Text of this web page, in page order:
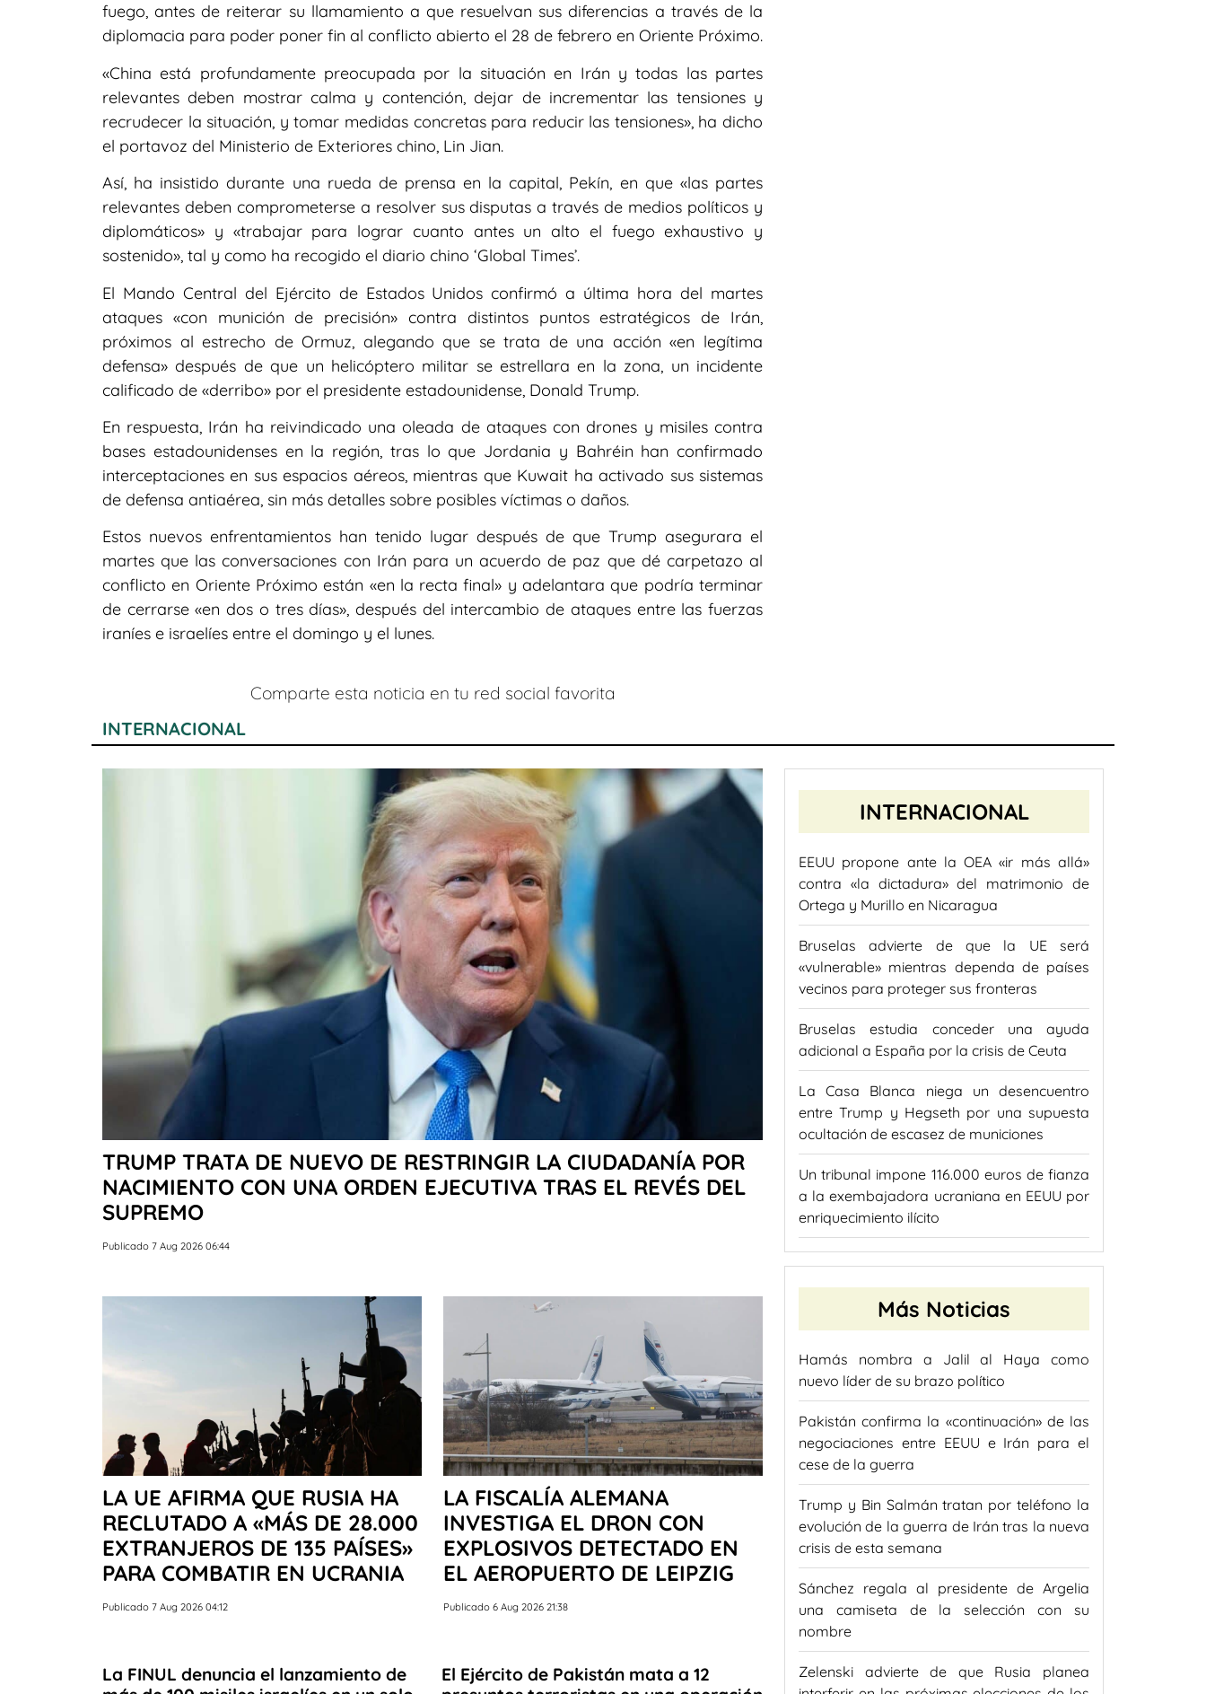
fuego, antes de reiterar su llamamiento a que resuelvan sus diferencias a través de la
diplomacia para poder poner fin al conflicto abierto el 28 de febrero en Oriente Próximo.
«China está profundamente preocupada por la situación en Irán y todas las partes
relevantes deben mostrar calma y contención, dejar de incrementar las tensiones y
recrudecer la situación, y tomar medidas concretas para reducir las tensiones», ha dicho
el portavoz del Ministerio de Exteriores chino, Lin Jian.
Así, ha insistido durante una rueda de prensa en la capital, Pekín, en que «las partes
relevantes deben comprometerse a resolver sus disputas a través de medios políticos y
diplomáticos» y «trabajar para lograr cuanto antes un alto el fuego exhaustivo y
sostenido», tal y como ha recogido el diario chino ‘Global Times’.
El Mando Central del Ejército de Estados Unidos confirmó a última hora del martes
ataques «con munición de precisión» contra distintos puntos estratégicos de Irán,
próximos al estrecho de Ormuz, alegando que se trata de una acción «en legítima
defensa» después de que un helicóptero militar se estrellara en la zona, un incidente
calificado de «derribo» por el presidente estadounidense, Donald Trump.
En respuesta, Irán ha reivindicado una oleada de ataques con drones y misiles contra
bases estadounidenses en la región, tras lo que Jordania y Bahréin han confirmado
interceptaciones en sus espacios aéreos, mientras que Kuwait ha activado sus sistemas
de defensa antiaérea, sin más detalles sobre posibles víctimas o daños.
Estos nuevos enfrentamientos han tenido lugar después de que Trump asegurara el
martes que las conversaciones con Irán para un acuerdo de paz que dé carpetazo al
conflicto en Oriente Próximo están «en la recta final» y adelantara que podría terminar
de cerrarse «en dos o tres días», después del intercambio de ataques entre las fuerzas
iraníes e israelíes entre el domingo y el lunes.
Comparte esta noticia en tu red social favorita
INTERNACIONAL
TRUMP TRATA DE NUEVO DE RESTRINGIR LA CIUDADANÍA POR
NACIMIENTO CON UNA ORDEN EJECUTIVA TRAS EL REVÉS DEL
SUPREMO
Publicado 7 Aug 2026 06:44
LA UE AFIRMA QUE RUSIA HA
RECLUTADO A «MÁS DE 28.000
EXTRANJEROS DE 135 PAÍSES»
PARA COMBATIR EN UCRANIA
Publicado 7 Aug 2026 04:12
LA FISCALÍA ALEMANA
INVESTIGA EL DRON CON
EXPLOSIVOS DETECTADO EN
EL AEROPUERTO DE LEIPZIG
Publicado 6 Aug 2026 21:38
La FINUL denuncia el lanzamiento de
El Ejército de Pakistán mata a 12
INTERNACIONAL
EEUU propone ante la OEA «ir más allá»
contra «la dictadura» del matrimonio de
Ortega y Murillo en Nicaragua
Bruselas advierte de que la UE será
«vulnerable» mientras dependa de países
vecinos para proteger sus fronteras
Bruselas estudia conceder una ayuda
adicional a España por la crisis de Ceuta
La Casa Blanca niega un desencuentro
entre Trump y Hegseth por una supuesta
ocultación de escasez de municiones
Un tribunal impone 116.000 euros de fianza
a la exembajadora ucraniana en EEUU por
enriquecimiento ilícito
Más Noticias
Hamás nombra a Jalil al Haya como
nuevo líder de su brazo político
Pakistán confirma la «continuación» de las
negociaciones entre EEUU e Irán para el
cese de la guerra
Trump y Bin Salmán tratan por teléfono la
evolución de la guerra de Irán tras la nueva
crisis de esta semana
Sánchez regala al presidente de Argelia
una camiseta de la selección con su
nombre
Zelenski advierte de que Rusia planea